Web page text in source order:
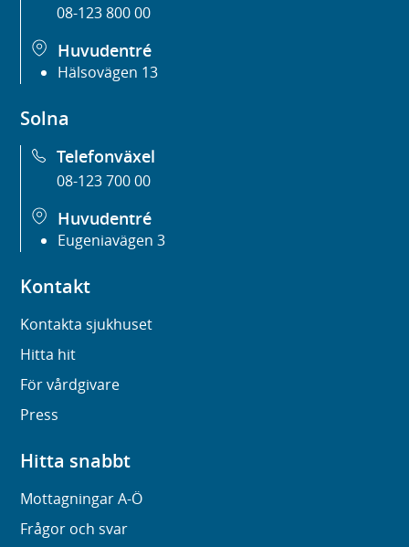
08-123 800 00
Huvudentré
Hälsovägen 13
Solna
Telefonväxel
08-123 700 00
Huvudentré
Eugeniavägen 3
Kontakt
Kontakta sjukhuset
Hitta hit
För vårdgivare
Press
Hitta snabbt
Mottagningar A-Ö
Frågor och svar